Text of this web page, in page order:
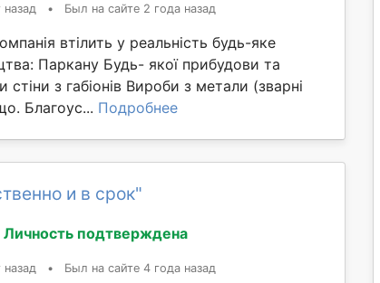
• Был на сайте 2 года назад
втілить у реальність будь-яке
Паркану Будь- якої прибудови та
з габіонів Вироби з метали (зварні
Благоус... Подробнее
и в срок"
Личность подтверждена
• Был на сайте 4 года назад